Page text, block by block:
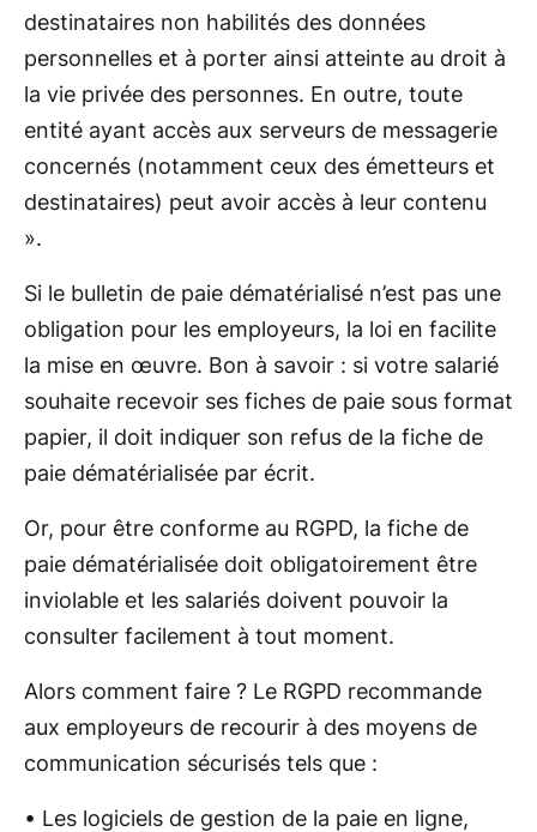
destinataires non habilités des données
personnelles et à porter ainsi atteinte au droit à
la vie privée des personnes. En outre, toute
entité ayant accès aux serveurs de messagerie
concernés (notamment ceux des émetteurs et
destinataires) peut avoir accès à leur contenu
».
Si le bulletin de paie dématérialisé n’est pas une
obligation pour les employeurs, la loi en facilite
la mise en œuvre. Bon à savoir : si votre salarié
souhaite recevoir ses fiches de paie sous format
papier, il doit indiquer son refus de la fiche de
paie dématérialisée par écrit.
Or, pour être conforme au RGPD, la fiche de
paie dématérialisée doit obligatoirement être
inviolable et les salariés doivent pouvoir la
consulter facilement à tout moment.
Alors comment faire ? Le RGPD recommande
aux employeurs de recourir à des moyens de
communication sécurisés tels que :
• Les logiciels de gestion de la paie en ligne,